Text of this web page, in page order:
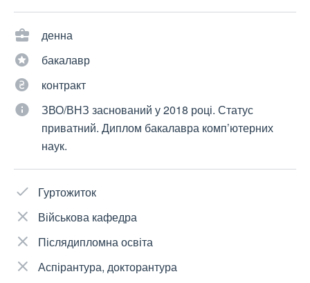
денна
бакалавр
контракт
ЗВО/ВНЗ заснований у 2018 році. Статус
приватний. Диплом бакалавра комп’ютерних
наук.
Гуртожиток
Військова кафедра
Післядипломна освіта
Аспірантура, докторантура